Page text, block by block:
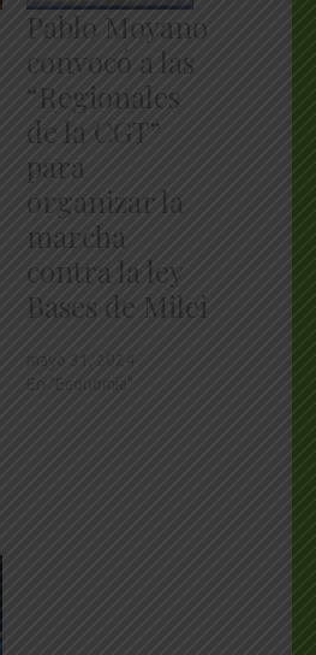
Pablo Moyano
convocó a las
“Regionales
de la CGT”
para
organizar la
marcha
contra la ley
Bases de Milei